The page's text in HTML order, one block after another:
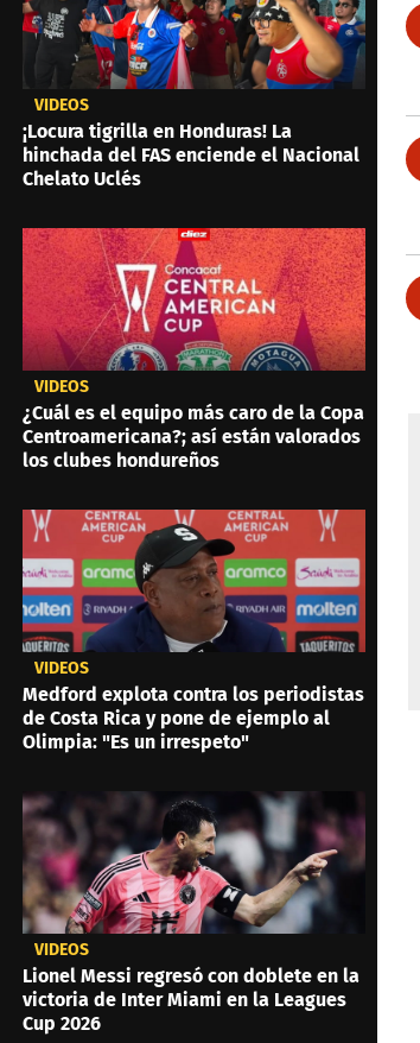
VIDEOS
¡Locura tigrilla en Honduras! La
hinchada del FAS enciende el Nacional
Chelato Uclés
VIDEOS
¿Cuál es el equipo más caro de la Copa
Centroamericana?; así están valorados
los clubes hondureños
VIDEOS
Medford explota contra los periodistas
de Costa Rica y pone de ejemplo al
Olimpia: "Es un irrespeto"
VIDEOS
Lionel Messi regresó con doblete en la
victoria de Inter Miami en la Leagues
Cup 2026